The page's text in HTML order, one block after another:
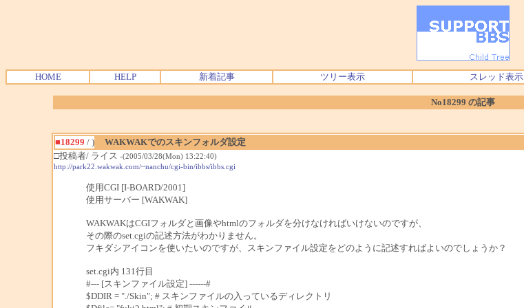
HOME HELP 新着記事 ツリー表示 スレッド表示
No18299 の記事
■18299 / )
WAKWAKでのスキンフォルダ設定
□投稿者/ ライス -(2005/03/28(Mon) 13:22:40)
http://park22.wakwak.com/~nanchu/cgi-bin/ibbs/ibbs.cgi
使用CGI [I-BOARD/2001]
使用サーバー [WAKWAK]
WAKWAKはCGIフォルダと画像やhtmlのフォルダを分けなければいけないのですが、
その際のset.cgiの記述方法がわかりません。
フキダシアイコンを使いたいのですが、スキンファイル設定をどのように記述すればよいのでしょうか？
set.cgi内 131行目
#--- [スキンファイル設定] ------#
$DDIR = "./Skin"; # スキンファイルの入っているディレクトリ